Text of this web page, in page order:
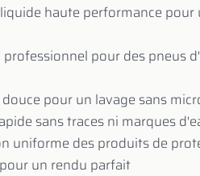
haute performance
professionnel pour des pneus
pour un lavage sans
sans traces ni marques
uniforme des produits de
un rendu parfait